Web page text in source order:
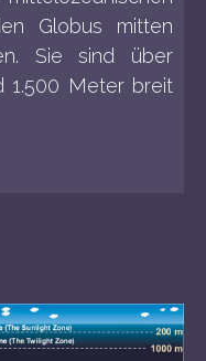
Globus mitten
Sie sind über
1.500 Meter breit